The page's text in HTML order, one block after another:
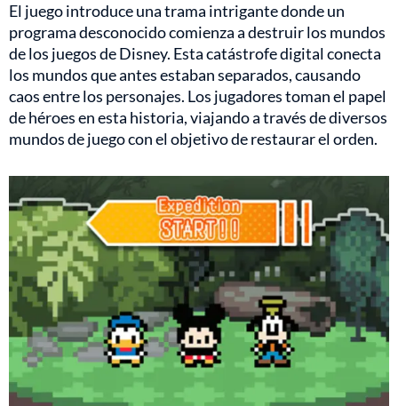
El juego introduce una trama intrigante donde un
programa desconocido comienza a destruir los mundos
de los juegos de Disney. Esta catástrofe digital conecta
los mundos que antes estaban separados, causando
caos entre los personajes. Los jugadores toman el papel
de héroes en esta historia, viajando a través de diversos
mundos de juego con el objetivo de restaurar el orden.